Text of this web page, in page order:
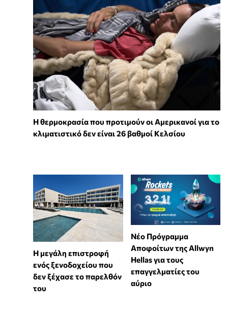
Η θερμοκρασία που προτιμούν οι Αμερικανοί για το
κλιματιστικό δεν είναι 26 βαθμοί Κελσίου
Η μεγάλη επιστροφή
ενός ξενοδοχείου που
δεν ξέχασε το παρελθόν
του
Νέο Πρόγραμμα
Αποφοίτων της Allwyn
Hellas για τους
επαγγελματίες του
αύριο